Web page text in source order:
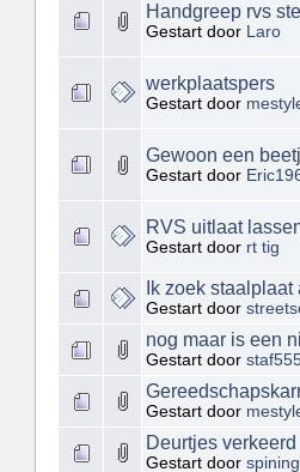
Handgreep rvs
Gestart door Laro
werkplaatspers
Gestart door
Gewoon een
Gestart door
RVS uitlaat
Gestart door rt tig
Ik zoek
Gestart door
nog maar is een
Gestart door
Gestart door
Deurtjes verkeerd
Gestart door